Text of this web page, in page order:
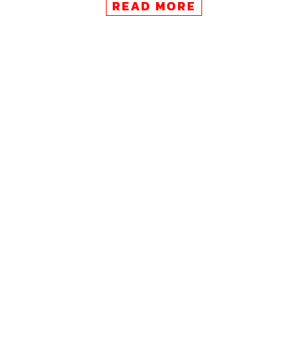
ภูมิภาค ที่เริ่มต้นเจรจากันครั้งแรกที่กรุงพนมเปญ ประเทศ
READ MORE